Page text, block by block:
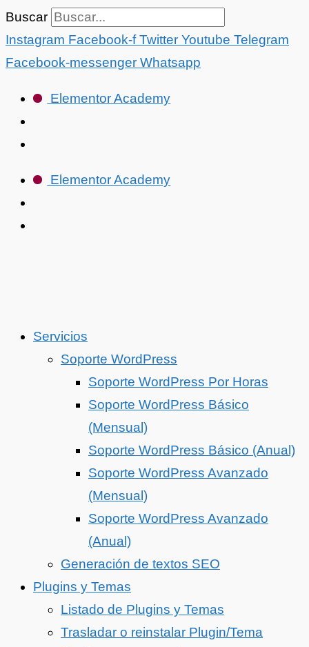
Ir
al
contenido
Buscar
Instagram Facebook-f Twitter Youtube Telegram
Facebook-messenger Whatsapp
Elementor Academy
Elementor Academy
Servicios
Soporte WordPress
Soporte WordPress Por Horas
Soporte WordPress Básico
(Mensual)
Soporte WordPress Básico (Anual)
Soporte WordPress Avanzado
(Mensual)
Soporte WordPress Avanzado
(Anual)
Generación de textos SEO
Plugins y Temas
Listado de Plugins y Temas
Trasladar o reinstalar Plugin/Tema
Lecciones
Expandir
crear
reunión